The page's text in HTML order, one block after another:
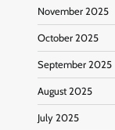
November 2025
October 2025
September 2025
August 2025
July 2025